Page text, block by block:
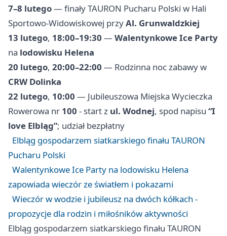
7–8 lutego— finały TAURON Pucharu Polski w Hali
Sportowo-Widowiskowej przyAl. Grunwaldzkiej
13 lutego, 18:00–19:30 — Walentynkowe Ice Party
na lodowisku Helena
20 lutego, 20:00–22:00 — Rodzinna noc zabawy w
CRW Dolinka
22 lutego, 10:00 — Jubileuszowa Miejska Wycieczka
Rowerowa nr 100 - start z ul. Wodnej, spod napisu “I
love Elbląg”; udział bezpłatny
Elbląg gospodarzem siatkarskiego finału TAURON
Pucharu Polski
Walentynkowe Ice Party na lodowisku Helena
zapowiada wieczór ze światłem i pokazami
Wieczór w wodzie i jubileusz na dwóch kółkach -
propozycje dla rodzin i miłośników aktywności
Elbląg gospodarzem siatkarskiego finału TAURON